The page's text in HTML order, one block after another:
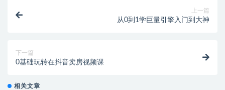
上一篇
从0到1学巨量引擎入门到大神
下一篇
0基础玩转在抖音卖房视频课
相关文章